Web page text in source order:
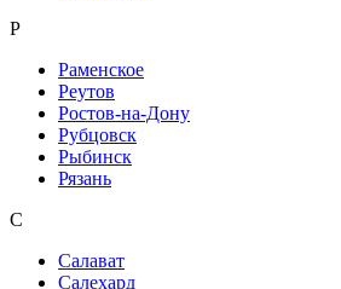
Р
Раменское
Реутов
Ростов-на-Дону
Рубцовск
Рыбинск
Рязань
С
Салават
Салехард